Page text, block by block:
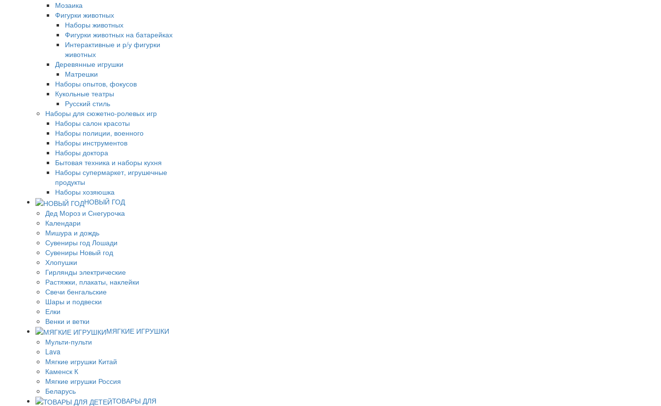
Мозаика
Фигурки животных
Наборы животных
Фигурки животных на батарейках
Интерактивные и р/у фигурки
животных
Деревянные игрушки
Матрешки
Наборы опытов, фокусов
Кукольные театры
Русский стиль
Наборы для сюжетно-ролевых игр
Наборы салон красоты
Наборы полиции, военного
Наборы инструментов
Наборы доктора
Бытовая техника и наборы кухня
Наборы супермаркет, игрушечные
продукты
Наборы хозяюшка
НОВЫЙ ГОД
Дед Мороз и Снегурочка
Календари
Мишура и дождь
Сувениры год Лошади
Сувениры Новый год
Хлопушки
Гирлянды электрические
Растяжки, плакаты, наклейки
Свечи бенгальские
Шары и подвески
Елки
Венки и ветки
МЯГКИЕ ИГРУШКИ
Мульти-пульти
Lava
Мягкие игрушки Китай
Каменск К
Мягкие игрушки Россия
Беларусь
ТОВАРЫ ДЛЯ